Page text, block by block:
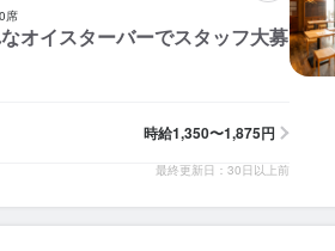
席
オイスターバーでスタッフ大募
時給1,350〜1,875円
最終更新日：30日以上前